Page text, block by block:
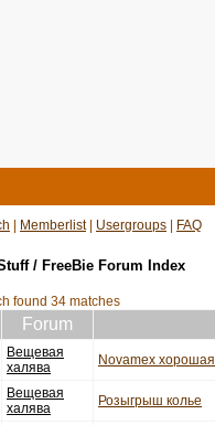
Memberlist| Usergroups FAQ
/ FreeBie Forum Index
found 34 matches
Forum
Вещевая
халява
Novamex
Вещевая
халява
Розыгрыш колье